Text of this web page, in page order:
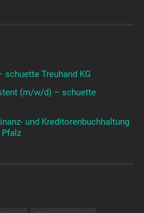
Treuhand KG
(m/w/d) – schuette
und Kreditorenbuchhaltung